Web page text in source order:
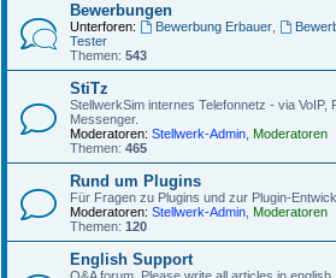
Bewerbungen
Unterforen: Bewerbung Erbauer,
Tester
Themen: 543
StiTz
StellwerkSim internes Telefonnetz - via
Messenger.
Moderatoren: Stellwerk-Admin Moderatoren
Themen: 465
Rund um Plugins
Für Fragen zu Plugins und zur Plugin-
Moderatoren: Stellwerk-Admin Moderatoren
Themen: 120
English Support